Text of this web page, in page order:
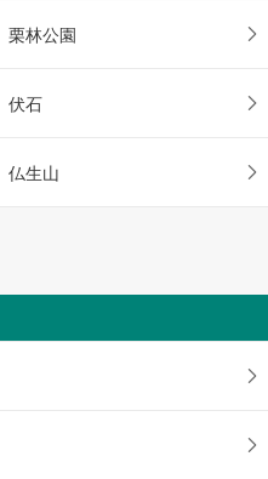
栗林公園
伏石
仏生山